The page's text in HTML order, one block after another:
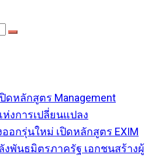
ปิดหลักสูตร Management
งการเปลี่ยนแปลง
ออกรุ่นใหม่ เปิดหลักสูตร EXIM
งพันธมิตรภาครัฐ เอกชนสร้างผู้